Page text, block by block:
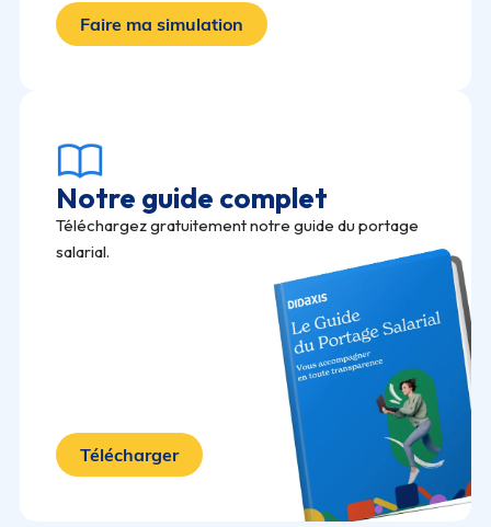
Faire ma simulation
Notre guide complet
Téléchargez gratuitement notre guide du portage
salarial.
Télécharger